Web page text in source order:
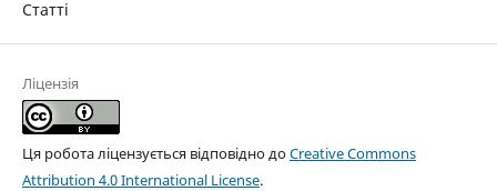
Статті
Ліцензія
Ця робота ліцензується відповідно доCreative Commons
Attribution 4.0 International License.